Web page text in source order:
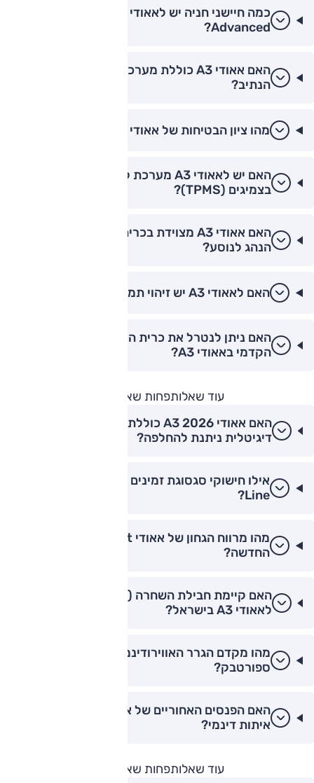
Advanced?
האם אאודי A3 כוללת מערכת לשמירה על מרכז
הנתיב?
מהו ציון הבטיחות של אאודי A3 במבחני הריסוק?
האם יש לאאודי A3 מערכת לניטור לחץ אוויר
בצמיגים (TPMS)?
האם אאודי A3 מצוידת בכרית אוויר מרכזית בין
הנהג לנוסע?
האם לאאודי A3 יש זיהוי תמרורי תנועה והצגתם?
האם ניתן לנטרל את כרית האוויר של הנוסע
הקדמי באאודי A3?
עוד שאלותפחות שאלות
האם אאודי A3 2026 כוללת חתימת תאורה
דיגיטלית ניתנת להחלפה?
Line?
מהו מרווח הגחון של אאודי A3 Allstreet
החדשה?
לאאודי A3 בישראל?
ספורטבק?
איתות דינמי?
עוד שאלותפחות שאלות